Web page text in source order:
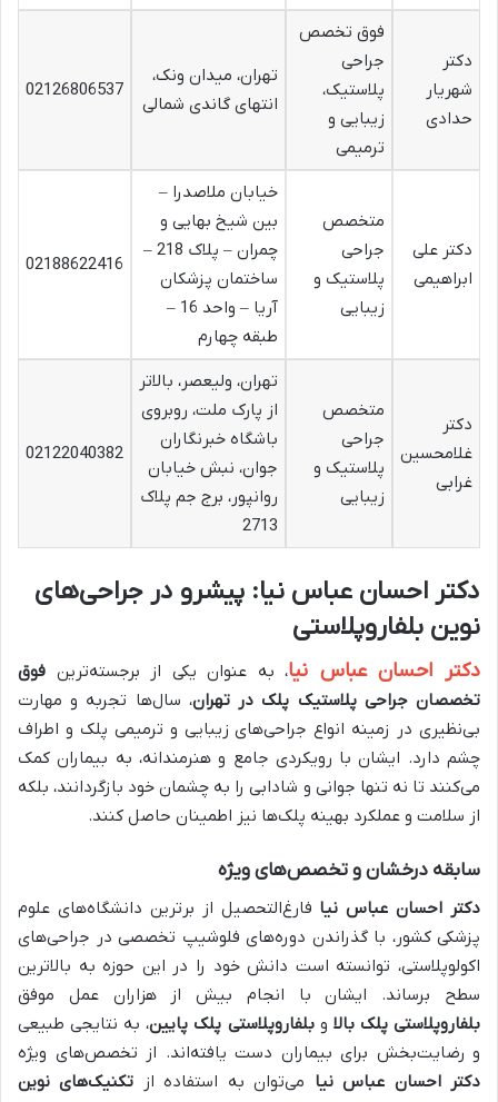
دکتر
شهریار
حدادی
فوق تخصص
جراحی
پلاستیک،
زیبایی و
ترمیمی
تهران، میدان ونک،
انتهای گاندی شمالی
02126806537
دکتر علی
ابراهیمی
متخصص
جراحی
پلاستیک و
زیبایی
خیابان ملاصدرا –
بین شیخ بهایی و
چمران – پلاک 218 –
ساختمان پزشکان
آریا – واحد 16 –
طبقه چهارم
02188622416
دکتر
غلامحسین
غرابی
متخصص
جراحی
پلاستیک و
زیبایی
تهران، ولیعصر، بالاتر
از پارک ملت، روبروی
باشگاه خبرنگاران
جوان، نبش خیابان
روانپور، برج جم پلاک
2713
02122040382
دکتر احسان عباس نیا: پیشرو در جراحی‌های
نوین بلفاروپلاستی
دکتر احسان عباس نیا، به عنوان یکی از برجسته‌ترین فوق
تخصصان جراحی پلاستیک پلک در تهران، سال‌ها تجربه و مهارت
بی‌نظیری در زمینه انواع جراحی‌های زیبایی و ترمیمی پلک و اطراف
چشم دارد. ایشان با رویکردی جامع و هنرمندانه، به بیماران کمک
می‌کنند تا نه تنها جوانی و شادابی را به چشمان خود بازگردانند، بلکه
از سلامت و عملکرد بهینه پلک‌ها نیز اطمینان حاصل کنند.
سابقه درخشان و تخصص‌های ویژه
دکتر احسان عباس نیا فارغ‌التحصیل از برترین دانشگاه‌های علوم
پزشکی کشور، با گذراندن دوره‌های فلوشیپ تخصصی در جراحی‌های
اکولوپلاستی، توانسته است دانش خود را در این حوزه به بالاترین
سطح برساند. ایشان با انجام بیش از هزاران عمل موفق
بلفاروپلاستی پلک بالا وبلفاروپلاستی پلک پایین، به نتایجی طبیعی
و رضایت‌بخش برای بیماران دست یافته‌اند. از تخصص‌های ویژه
دکتر احسان عباس نیا می‌توان به استفاده از تکنیک‌های نوین